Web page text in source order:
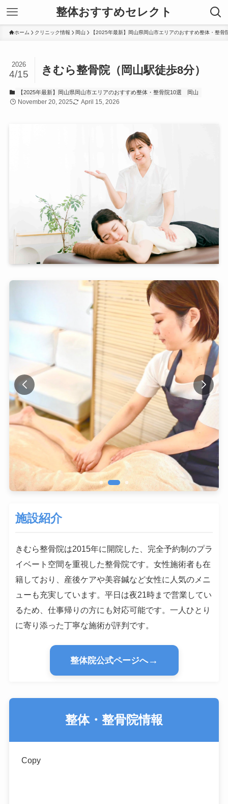
整体おすすめセレクト
ホーム クリニック情報 岡山 【2025年最新】岡山県岡山市エリアのおすすめ整体・整骨
きむら整骨院（岡山駅徒歩8分）
2026
4/15
【2025年最新】岡山県岡山市エリアのおすすめ整体・整骨院10選 岡山
November 20, 2025 April 15, 2026
施設紹介
きむら整骨院は2015年に開院した、完全予約制のプラ
イベート空間を重視した整骨院です。女性施術者も在
籍しており、産後ケアや美容鍼など女性に人気のメニ
ューも充実しています。平日は夜21時まで営業してい
るため、仕事帰りの方にも対応可能です。一人ひとり
に寄り添った丁寧な施術が評判です。
整体院公式ページへ→
整体・整骨院情報
Copy